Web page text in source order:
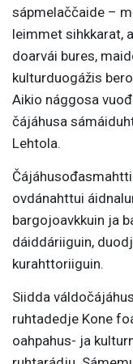
sápmelaččaide –
leimmet sihkkarat,
doarvái bures,
kulturduogážis
Aikio nággosa
čájáhusa
Lehtola.
ovdánahttui
bargojoavkkuin ja
dáiddáriiguin,
kurahttoriiguin.
Siidda
ruhtadedje Kone
oahpahus- ja